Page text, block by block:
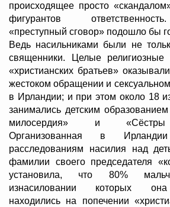
происходящее просто
фигурантов
«преступный сговор» подошло бы
Ведь насильниками были не
священники. Целые религиозные
«христианских братьев»
жестоком обращении и
в Ирландии; и при этом около 18
занимались детским
милосердия» и «Сёстры
Организованная в
расследованиям насилия над
фамилии своего председателя
установила, что 80%
изнасиловании которых она
находились на попечении